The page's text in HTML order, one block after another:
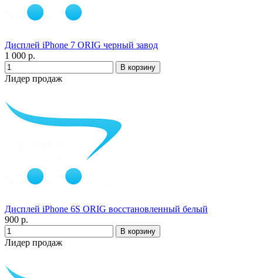
Дисплей iPhone 7 ORIG черный завод
1 000 р.
Лидер продаж
Дисплей iPhone 6S ORIG восстановленный белый
900 р.
Лидер продаж